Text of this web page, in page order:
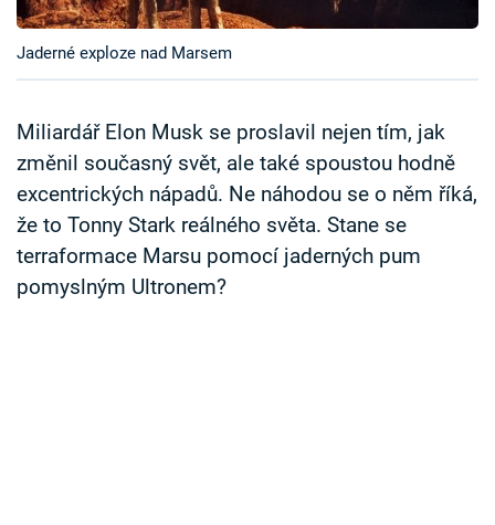
Sledujte prima+
Sledujte nás
Jaderné exploze nad Marsem
Miliardář Elon Musk se proslavil nejen tím, jak
změnil současný svět, ale také spoustou hodně
excentrických nápadů. Ne náhodou se o něm říká,
že to Tonny Stark reálného světa. Stane se
terraformace Marsu pomocí jaderných pum
pomyslným Ultronem?